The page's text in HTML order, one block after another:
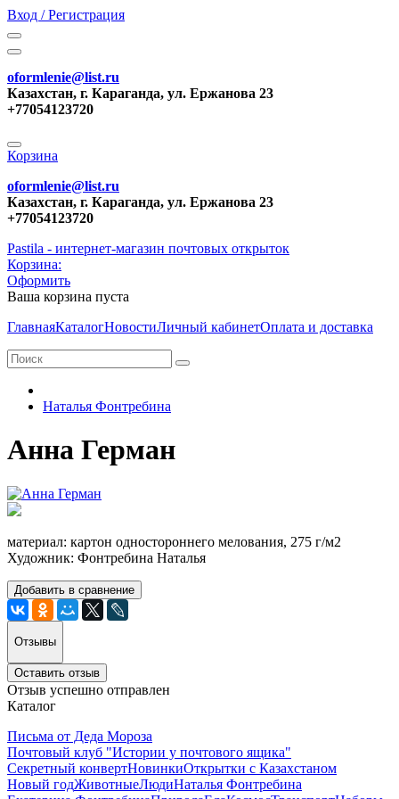
Вход / Регистрация
oformlenie@list.ru
Казахстан, г. Караганда, ул. Ержанова 23
+77054123720
Корзина
oformlenie@list.ru
Казахстан, г. Караганда, ул. Ержанова 23
+77054123720
Pastila - интернет-магазин почтовых открыток
Корзина:
Оформить
Ваша корзина пуста
ГлавнаяКаталогНовостиЛичный кабинетОплата и доставка
Наталья Фонтребина
Анна Герман
материал: картон одностороннего мелования, 275 г/м2
Художник: Фонтребина Наталья
Добавить в сравнение
Отзывы
Оставить отзыв
Отзыв успешно отправлен
Каталог
Письма от Деда Мороза
Почтовый клуб "Истории у почтового ящика"
Секретный конвертНовинкиОткрытки с Казахстаном
Новый годЖивотныеЛюдиНаталья Фонтребина